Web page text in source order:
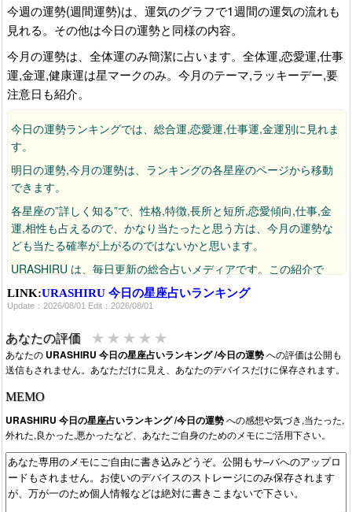
今週の運勢(週間運勢)は、運気のグラフで1週間の運気の流れも
見れる。その他は今日の運勢と同様の内容。
今月の運勢は、全体運のみ簡潔に占います。全体運,恋愛運,仕事
運,金運,健康運は星マークのみ。今月のテーマ,ラッキーデー,要
注意日も紹介。
今日の運勢ランキングでは、総合運,恋愛運,仕事運,金運別に見れま
す。
明日の運勢,今月の運勢は、ランキングの各星座のページから移動
できます。
各星座の”詳しく知る”で、性格,特徴,長所と短所,恋愛傾向,仕事,金
運,相性も占えるので、かなり当たったと思う方は、今月の運勢な
ども当たる確率が上がるのではないかと思います。
URASHIRU は、毎日更新の総合占いメディアです。この紹介で
は、星座占いに関する、今日～今月の運勢を紹介していますが、他
にも、九星気学
きゅうせいきがく
,六星占術,四柱推命
しちゅうすいめい
他にも、恋愛診断や姓名判断などの無料占いなどもある、総合的な
無料占いサイトです。
2026/08/01：2026年8月の今月の運勢に更新確認。
2026/07/01：2026年7月の今月の運勢に更新確認。
2026/06/02：2026年6月の今月の運勢に更新確認。
2026/05/15：2026年5月の今月の運勢が公開中です。
LINK:URASHIRU 今日の星座占いランキング
Update：2026/08/01 Edit：2026/08/01
あなたの評価 ★ ★ ★ ★ ★
あなたの URASHIRU 今日の星座占いランキング /今日の運勢への評価は公開も
送信もされません。あなただけに見え、あなたのデバイスだけに保存されます。
MEMO
URASHIRU 今日の星座占いランキング /今日の運勢への感想や気づき,当たった,
外れた,良かった,悪かったなど、あなたご自身のためのメモにご活用下さい。